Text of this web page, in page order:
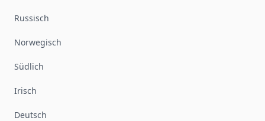
Russisch
Norwegisch
Südlich
Irisch
Deutsch